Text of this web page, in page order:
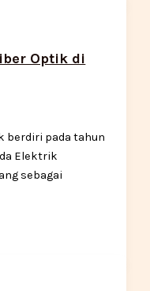
Optik di
berdiri pada tahun
Elektrik
sebagai